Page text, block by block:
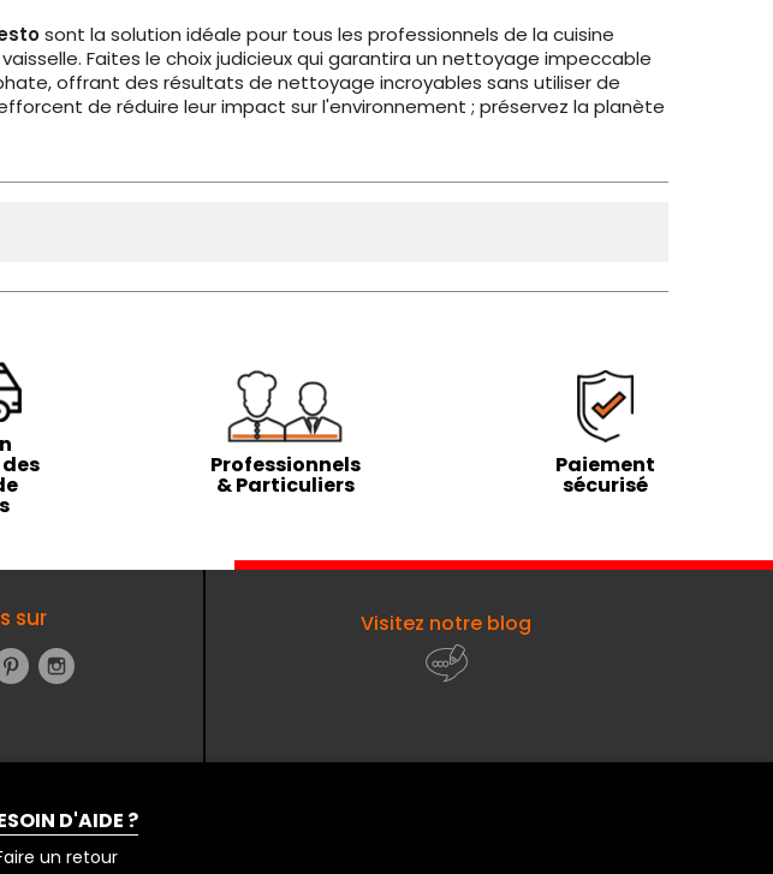
sont la solution idéale pour tous les professionnels de la cuisine
Faites le choix judicieux qui garantira un nettoyage impeccable
offrant des résultats de nettoyage incroyables sans utiliser de
de réduire leur impact sur l'environnement ; préservez la planète
Professionnels
& Particuliers
Paiement
sécurisé
sur
PinterestInstagram
Visitez notre blog
D'AIDE ?
un retour